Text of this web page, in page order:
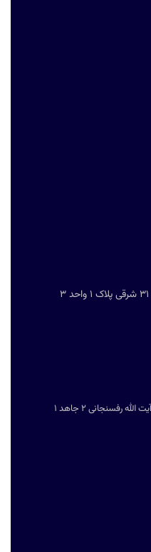
بزرگراه آیت الله رفسنجانی ، آیت الله رفسنجانی 2 جاهد 1